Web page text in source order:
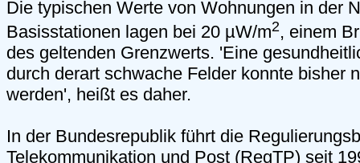
Die typischen Werte von Wohnungen in der
Basisstationen lagen bei 20 µW/m2, einem
des geltenden Grenzwerts. 'Eine
durch derart schwache Felder konnte bisher
werden', heißt es daher.
In der Bundesrepublik führt die
Telekommunikation und Post (RegTP) seit